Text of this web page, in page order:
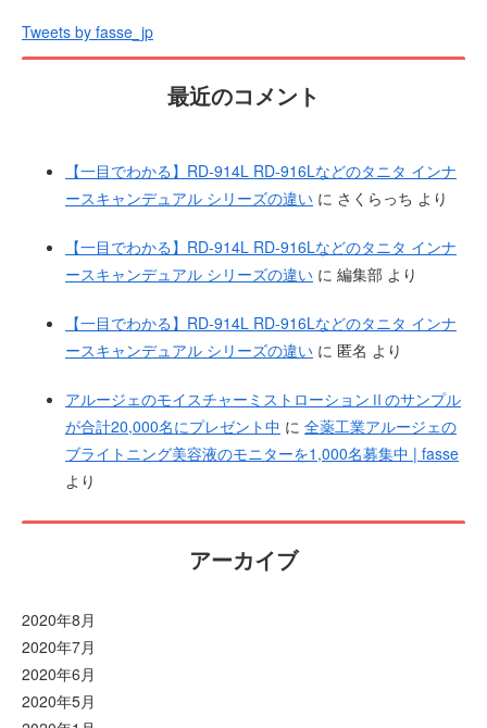
Tweets by fasse_jp
最近のコメント
【一目でわかる】RD-914L RD-916Lなどのタニタ インナ
ースキャンデュアル シリーズの違い に さくらっち より
【一目でわかる】RD-914L RD-916Lなどのタニタ インナ
ースキャンデュアル シリーズの違い に 編集部 より
【一目でわかる】RD-914L RD-916Lなどのタニタ インナ
ースキャンデュアル シリーズの違い に 匿名 より
アルージェのモイスチャーミストローションⅡのサンプル
が合計20,000名にプレゼント中 に 全薬工業アルージェの
ブライトニング美容液のモニターを1,000名募集中 | fasse
より
アーカイブ
2020年8月
2020年7月
2020年6月
2020年5月